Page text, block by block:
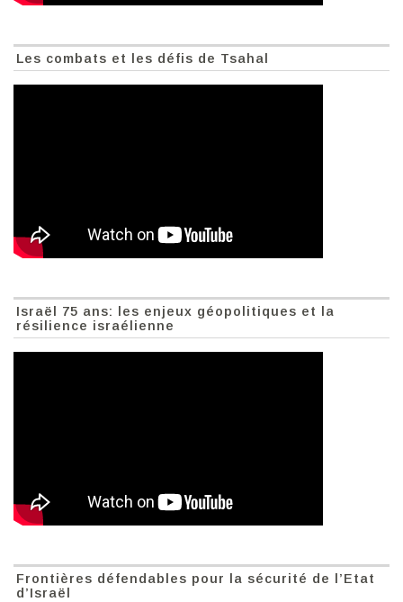
Les combats et les défis de Tsahal
Israël 75 ans: les enjeux géopolitiques et la
résilience israélienne
Frontières défendables pour la sécurité de l’Etat
d’Israël